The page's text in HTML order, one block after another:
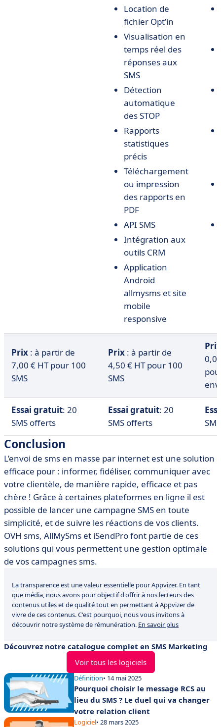
Location de
fichier Opt’in
Visualisation en
temps réel des
réponses aux
SMS
Détection
automatique
des STOP
Rapports
statistiques
précis
Téléchargement
ou impression
des rapports en
PDF
API SMS
Intégration aux
outils CRM
Application
Android
allmysms et site
mobile
responsive
Prix : à partir de
7,00 € HT pour 100
SMS
Prix : à partir de
4,50 € HT pour 100
SMS
Prix
Essai gratuit: 20
SMS offerts
Essai gratuit: 20
SMS offerts
Conclusion
L’envoi de sms en masse par internet est une solution
efficace pour : informer, fidéliser, communiquer avec
votre clientèle, de manière rapide, efficace et pas
chère ! Grâce à certaines plateformes en ligne il est
possible de lancer une campagne SMS en toute
simplicité, et de suivre les réactions de vos clients.
OVH sms, AllMySms et iSendPro font partie de ces
solutions qui vous permettent une gestion optimale
de vos campagnes sms.
La transparence est une valeur essentielle pour Appvizer. En tant
que média, nous avons pour objectif d'offrir à nos lecteurs des
contenus utiles et de qualité tout en permettant à Appvizer de
vivre de ces contenus. C'est pourquoi, nous vous invitons à
découvrir notre système de rémunération. En savoir plus
Découvrez notre catalogue complet en SMS Marketing
Voir tous les logiciels
Définition• 14 mai 2025
Pourquoi choisir le message RCS au
lieu du SMS ? Le duel qui va changer
votre relation client
Logiciel• 28 mars 2025